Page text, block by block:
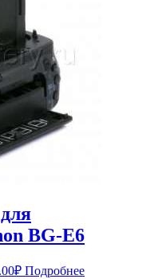
BG-E6
₽Текущая
Подробнее